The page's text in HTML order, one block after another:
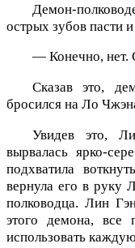
Демон-
острых зубов пасти
— Конечно, нет.
Сказав это,
бросился на Ло
Увидев это,
вырвалась ярко-
подхватила
вернула его в руку
полководца. Лин
этого демона, все
использовать